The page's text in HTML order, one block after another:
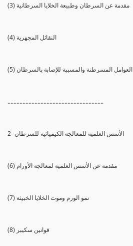
(3) مقدمة عن السرطان وطبيعة الخلايا السرطانية
(4) النقائل المجهرية
(5) العوامل المسرطنة والمسببة للإصابة بالسرطان
................................................................
2- الأسس العلمية للمعالجة الكيميائية للسرطان
(6) مقدمة عن الأسس العلمية لمعالجة الأورام
(7) نمو الورم وموت الخلايا الخبيثة
(8) قوانين سكيبر